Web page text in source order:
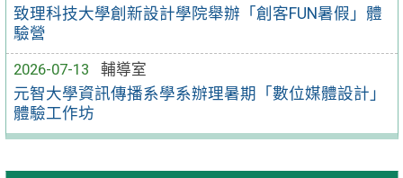
致理科技大學創新設計學院舉辦「創客FUN暑假」體
驗營
2026-07-13
輔導室
元智大學資訊傳播系學系辦理暑期「數位媒體設計」
體驗工作坊